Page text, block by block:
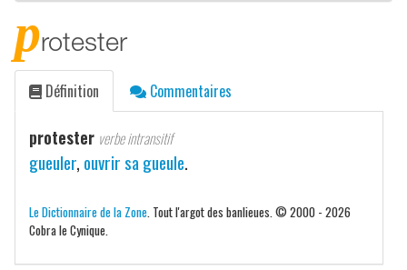
protester
Définition Commentaires
protester verbe intransitif
gueuler, ouvrir sa gueule.
Le Dictionnaire de la Zone . Tout l'argot des banlieues. © 2000 - 2026
Cobra le Cynique.